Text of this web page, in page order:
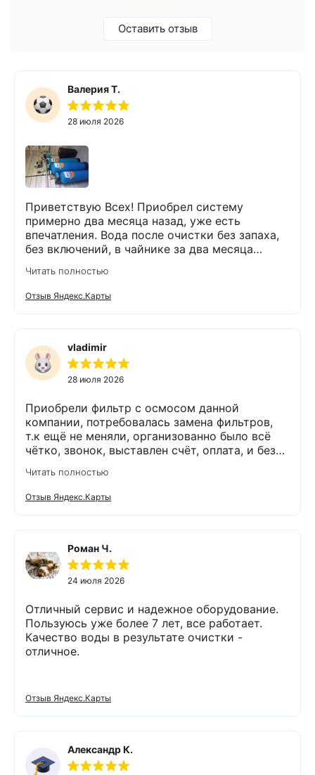
Оставить отзыв
Валерия Т.
28 июля 2026
Приветствую Всех! Приобрел систему
примерно два месяца назад, уже есть
впечатления. Вода после очистки без запаха,
без включений, в чайнике за два месяца
работает. Оборудование, несмотря на
размеры, поставили компактно, сбоев не
было. Спасибо Экодару за хорошую работу.
Читать полностью
Отзыв Яндекс.Карты
vladimir
28 июля 2026
Приобрели фильтр с осмосом данной
компании, потребовалась замена фильтров,
т.к ещё не меняли, организованно было всё
чётко, звонок, выставлен счёт, оплата, и без
выполнено (всё чётко без шума и пыли),
приятно работать с грамотными,
обязательными людьми. Спасибо
Читать полностью
Отзыв Яндекс.Карты
Роман Ч.
24 июля 2026
Отличный сервис и надежное оборудование.
Пользуюсь уже более 7 лет, все работает.
Качество воды в результате очистки -
отличное.
Отзыв Яндекс.Карты
Александр К.